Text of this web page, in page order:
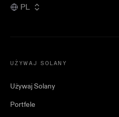
PL
UŻYWAJ SOLANY
Używaj Solany
Portfele